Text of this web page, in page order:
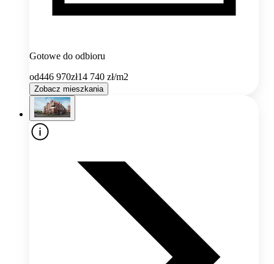
Gotowe do odbioru
od446 970zł14 740 zł/m2
Zobacz mieszkania